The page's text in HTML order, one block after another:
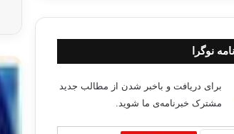
نوگرا
برای دریافت و باخبر شدن از مطالب جدید
مشترک خبرنامه‌ی ما شوید.